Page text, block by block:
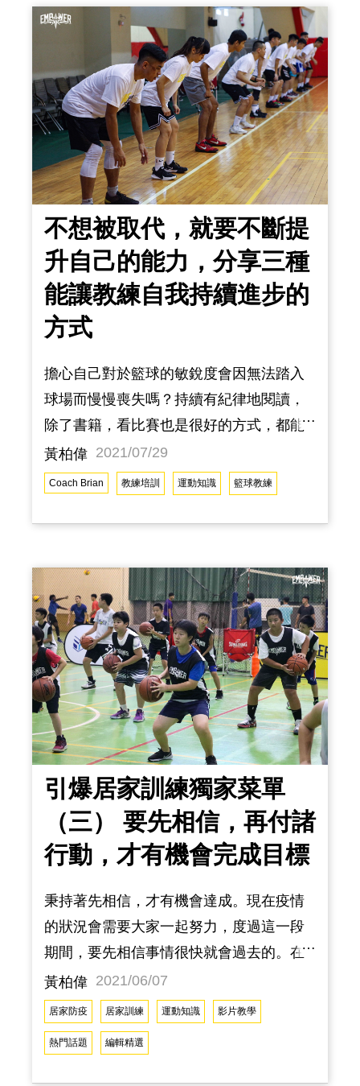
為三部分1.手：前置動作讓球一直保持在
不想被取代，就要不斷提
升自己的能力，分享三種
能讓教練自我持續進步的
方式
擔心自己對於籃球的敏銳度會因無法踏入
球場而慢慢喪失嗎？持續有紀律地閱讀，
除了書籍，看比賽也是很好的方式，都能
激發出更多不同的想法，整體思維得到不
同層面的提升。閱讀、觀看、轉化的過程
很多的教學文章、影片、廣播，這是能夠
教練寫的或是教的都適用於你，需要吸
收、思考後內化成為自己獨到的見解，這
會是一個很重要的練習過程。當累積到一
定程度，碰到相同狀況與問題時，就能勇
敢地將你的見解用不同形式敘述出來。若
在有限時間的情況下，要去閱讀整場比
賽，把比賽
黃柏偉 2021/07/29
Coach Brian 教練培訓 運動知識 籃球教練
引爆居家訓練獨家菜單
（三） 要先相信，再付諸
行動，才有機會完成目標
秉持著先相信，才有機會達成。現在疫情
的狀況會需要大家一起努力，度過這一段
期間，要先相信事情很快就會過去的。在
這段時間引爆一定會陪著大家，讓大家不
斷的成長的同時，增加自身的免疫力系
統，對抗來勢洶洶的疫情。今天要跟大家
分享40分鐘的居家訓練菜單，有系統化的
方式，讓你們持續跟著引爆動起來。 訓練
黃柏偉 2021/06/07
居家防疫 居家訓練 運動知識 影片教學
熱門話題 編輯精選